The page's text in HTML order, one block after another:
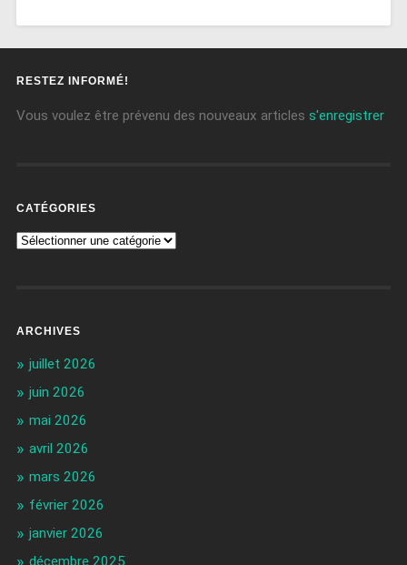
RESTEZ INFORMÉ!
Vous voulez être prévenu des nouveaux articles s'enregistrer
CATÉGORIES
ARCHIVES
juillet 2026
juin 2026
mai 2026
avril 2026
mars 2026
février 2026
janvier 2026